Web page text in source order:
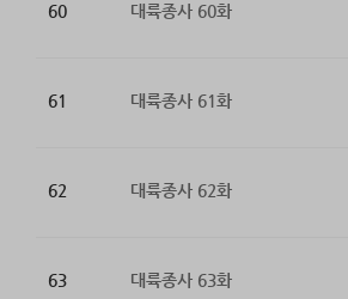
60 대륙종사 60화
61 대륙종사 61화
62 대륙종사 62화
63 대륙종사 63화